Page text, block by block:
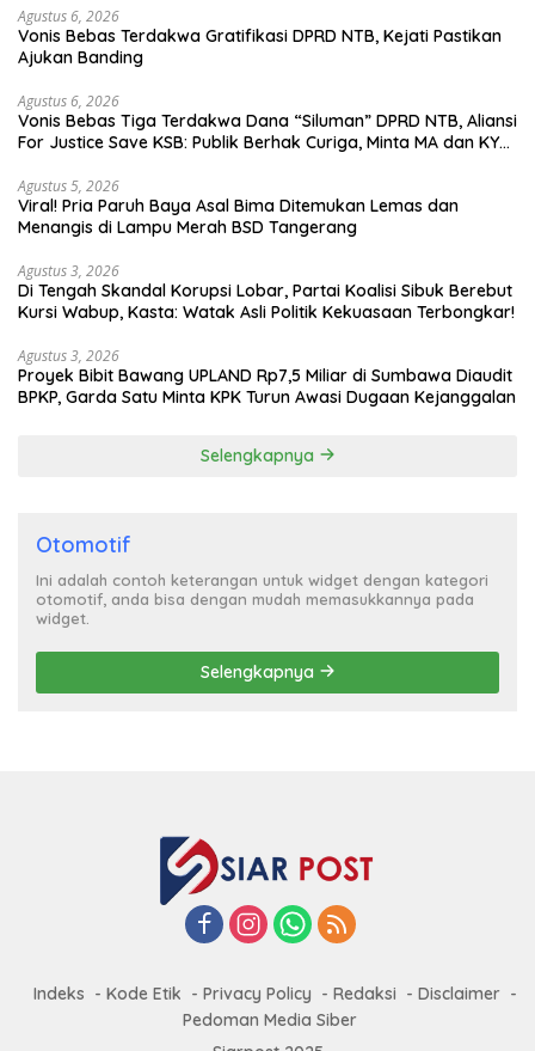
Agustus 6, 2026
Vonis Bebas Terdakwa Gratifikasi DPRD NTB, Kejati Pastikan
Ajukan Banding
Agustus 6, 2026
Vonis Bebas Tiga Terdakwa Dana “Siluman” DPRD NTB, Aliansi
For Justice Save KSB: Publik Berhak Curiga, Minta MA dan KY
Agustus 5, 2026
Viral! Pria Paruh Baya Asal Bima Ditemukan Lemas dan
Menangis di Lampu Merah BSD Tangerang
Agustus 3, 2026
Di Tengah Skandal Korupsi Lobar, Partai Koalisi Sibuk Berebut
Kursi Wabup, Kasta: Watak Asli Politik Kekuasaan Terbongkar!
Agustus 3, 2026
Proyek Bibit Bawang UPLAND Rp7,5 Miliar di Sumbawa Diaudit
BPKP, Garda Satu Minta KPK Turun Awasi Dugaan Kejanggalan
Selengkapnya
Otomotif
Ini adalah contoh keterangan untuk widget dengan kategori
otomotif, anda bisa dengan mudah memasukkannya pada
widget.
Selengkapnya
Indeks Kode Etik Privacy Policy Redaksi
Disclaimer
Pedoman Media Siber